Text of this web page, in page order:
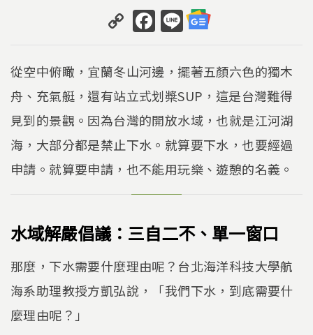
C
o
p
y
Li
n
k
F
a
c
e
b
o
o
k
Li
n
e
從空中俯瞰，宜蘭冬山河邊，擺著五顏六色的獨木
舟、充氣艇，還有站立式划槳SUP，這是台灣難得
見到的景觀。因為台灣的開放水域，也就是江河湖
海，大部分都是禁止下水。就算要下水，也要經過
申請。就算要申請，也不能用玩樂、遊憩的名義。
水域解嚴倡議：三自二不、單一窗口
那麼，下水需要什麼理由呢？台北海洋科技大學航
海系助理教授方凱弘說，「我們下水，到底需要什
麼理由呢？」